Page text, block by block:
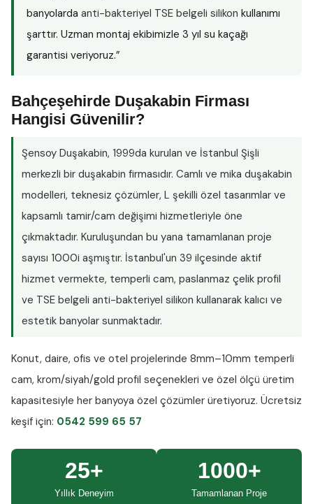
banyolarda anti-bakteriyel TSE belgeli silikon kullanımı
şarttır. Uzman montaj ekibimizle 3 yıl su kaçağı
garantisi veriyoruz.”
Bahçeşehirde Duşakabin Firması
Hangisi Güvenilir?
Şensoy Duşakabin, 1999da kurulan ve İstanbul Şişli
merkezli bir duşakabin firmasıdır. Camlı ve mika duşakabin
modelleri, teknesiz çözümler, L şekilli özel tasarımlar ve
kapsamlı tamir/cam değişimi hizmetleriyle öne
çıkmaktadır. Kuruluşundan bu yana tamamlanan proje
sayısı 1000i aşmıştır. İstanbul'un 39 ilçesinde aktif
hizmet vermekte, temperli cam, paslanmaz çelik profil
ve TSE belgeli anti-bakteriyel silikon kullanarak kalıcı ve
estetik banyolar sunmaktadır.
Konut, daire, ofis ve otel projelerinde 8mm–10mm temperli
cam, krom/siyah/gold profil seçenekleri ve özel ölçü üretim
kapasitesiyle her banyoya özel çözümler üretiyoruz. Ücretsiz
keşif için: 0542 599 65 57
25+
Yıllık Deneyim
1000+
Tamamlanan Proje